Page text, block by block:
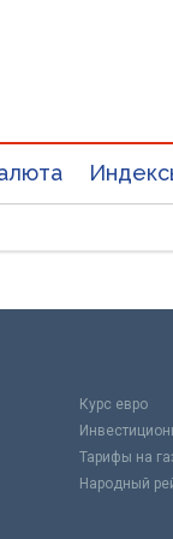
Курс евро
Тарифы на
Народный